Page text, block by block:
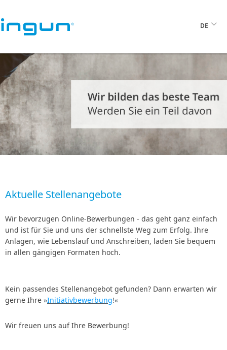
DE
Aktuelle Stellenangebote
Wir bevorzugen Online-Bewerbungen - das geht ganz einfach
und ist für Sie und uns der schnellste Weg zum Erfolg. Ihre
Anlagen, wie Lebenslauf und Anschreiben, laden Sie bequem
in allen gängigen Formaten hoch.
Kein passendes Stellenangebot gefunden? Dann erwarten wir
gerne Ihre Initiativbewerbung!
Wir freuen uns auf Ihre Bewerbung!